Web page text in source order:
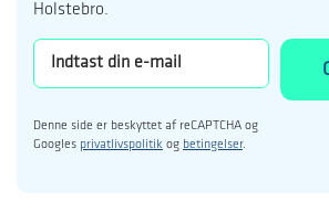
Holstebro.
Denne side er beskyttet af reCAPTCHA og
Googles privatlivspolitik og betingelser.